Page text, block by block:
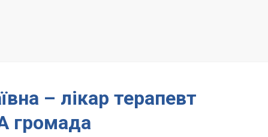
– лікар терапевт